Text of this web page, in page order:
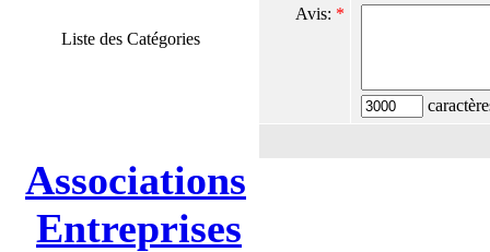
Liste des Catégories
Associations
Entreprises
Avis: *